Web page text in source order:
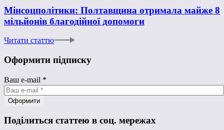
Мінсоцполітики: Полтавщина отримала майже 8
мільйонів благодійної допомоги
Читати статтю
Оформити підписку
Ваш e-mail *
Поділиться статтею в соц. мережах